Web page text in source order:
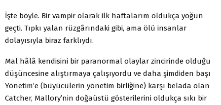
İşte böyle. Bir vampir olarak ilk haftalarım oldukça yoğun
geçti. Tıpkı yalan rüzgârındaki gibi, ama ölü insanlar
dolayısıyla biraz farklıydı.
Mal hâlâ kendisini bir paranormal olaylar zincirinde olduğu
düşüncesine alıştırmaya çalışıyordu ve daha şimdiden başı
Yönetim’e (büyücülerin yönetim birliğine) karşı belada olan
Catcher, Mallory’nin doğaüstü gösterilerini oldukça sıkı bir